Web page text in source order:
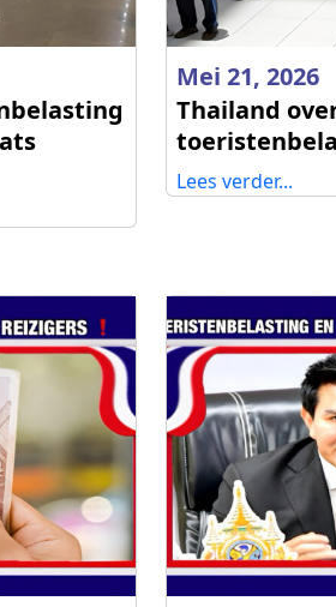
Mei 21, 2026
Thailand
Lees verder...